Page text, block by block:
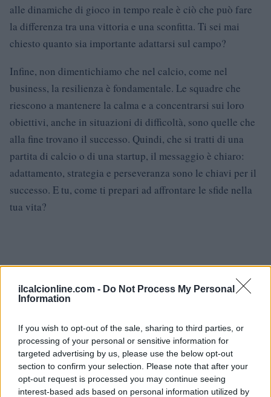
ilcalcionline.com - Do Not Process My Personal
Information
If you wish to opt-out of the sale, sharing to third parties, or
processing of your personal or sensitive information for
targeted advertising by us, please use the below opt-out
section to confirm your selection. Please note that after your
opt-out request is processed you may continue seeing
interest-based ads based on personal information utilized by
alle dinamiche di gioco in tempo reale è ciò che può fare
la differenza tra una vittoria e una sconfitta. Ti sei mai
chiesto quanto sia importante adattarsi sul campo?
Infine, non dimentichiamo che nel calcio, come nel
business, la resilienza è fondamentale. Le squadre che
riescono a mantenere la calma e a concentrarsi sui loro
obiettivi, anche in situazioni di difficoltà, sono quelle che
alla fine trovano il successo. Quindi, che si tratti di una
partita di calcio o di una startup, il messaggio è chiaro:
adattamento, strategia e perseveranza sono le chiavi per il
successo. E tu, come ti prepari ad affrontare le sfide nella
tua vita?